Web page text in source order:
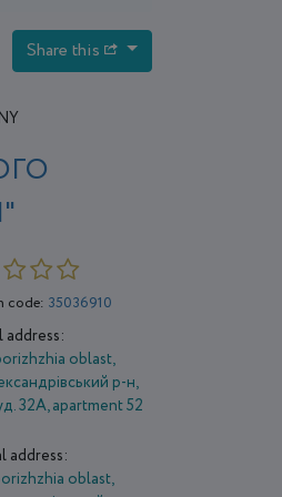
Share this
code: 35036910
address:
oblast,
р-н,
32А, apartment 52
address:
oblast,